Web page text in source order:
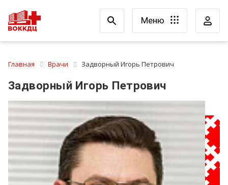
Меню
Главная Врачи Задворный Игорь Петрович
Задворный Игорь Петрович